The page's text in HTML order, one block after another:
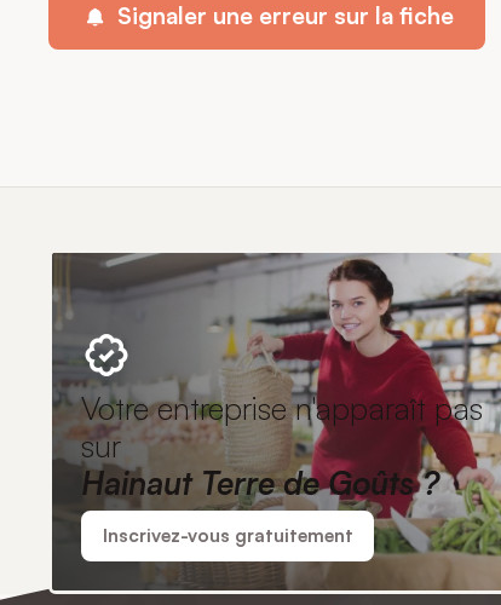
Signaler une erreur sur la fiche
Votre entreprise n'apparaît pas
sur
Hainaut Terre de Goûts ?
Inscrivez-vous gratuitement